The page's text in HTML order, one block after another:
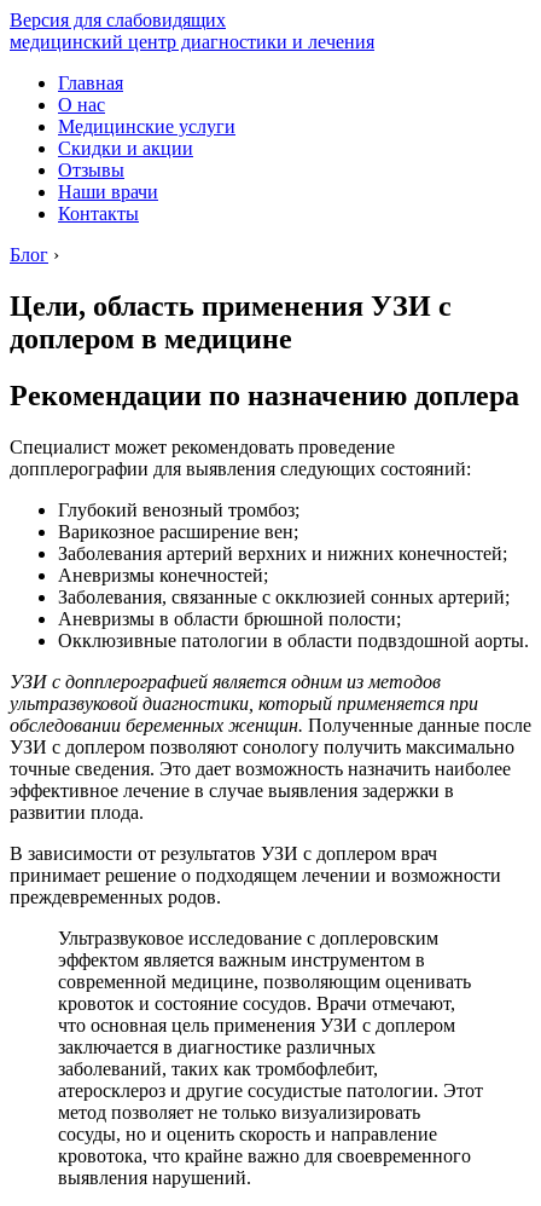
Версия для слабовидящих
медицинский центр диагностики и лечения
Главная
О нас
Медицинские услуги
Скидки и акции
Отзывы
Наши врачи
Контакты
Блог ›
Цели, область применения УЗИ с
доплером в медицине
Рекомендации по назначению доплера
Специалист может рекомендовать проведение
допплерографии для выявления следующих состояний:
Глубокий венозный тромбоз;
Варикозное расширение вен;
Заболевания артерий верхних и нижних конечностей;
Аневризмы конечностей;
Заболевания, связанные с окклюзией сонных артерий;
Аневризмы в области брюшной полости;
Окклюзивные патологии в области подвздошной аорты.
УЗИ с допплерографией является одним из методов
ультразвуковой диагностики, который применяется при
обследовании беременных женщин. Полученные данные после
УЗИ с доплером позволяют сонологу получить максимально
точные сведения. Это дает возможность назначить наиболее
эффективное лечение в случае выявления задержки в
развитии плода.
В зависимости от результатов УЗИ с доплером врач
принимает решение о подходящем лечении и возможности
преждевременных родов.
Ультразвуковое исследование с доплеровским
эффектом является важным инструментом в
современной медицине, позволяющим оценивать
кровоток и состояние сосудов. Врачи отмечают,
что основная цель применения УЗИ с доплером
заключается в диагностике различных
заболеваний, таких как тромбофлебит,
атеросклероз и другие сосудистые патологии. Этот
метод позволяет не только визуализировать
сосуды, но и оценить скорость и направление
кровотока, что крайне важно для своевременного
выявления нарушений.